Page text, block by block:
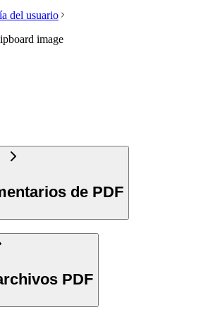
del usuario
image
de PDF
PDF